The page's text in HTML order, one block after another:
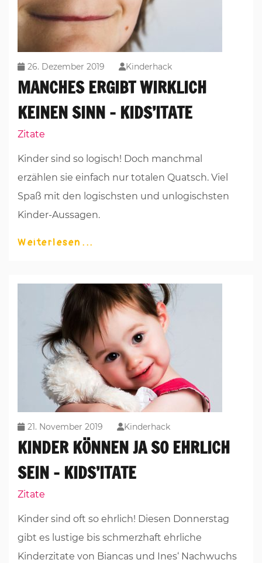
26. Dezember 2019 Kinderhack
MANCHES ERGIBT WIRKLICH
KEINEN SINN – KIDS’ITATE
Zitate
Kinder sind so logisch! Doch manchmal
erzählen sie einfach nur totalen Quatsch. Viel
Spaß mit den logischsten und unlogischsten
Kinder-Aussagen.
Weiterlesen
21. November 2019 Kinderhack
KINDER KÖNNEN JA SO EHRLICH
SEIN – KIDS’ITATE
Zitate
Kinder sind oft so ehrlich! Diesen Donnerstag
gibt es lustige bis schmerzhaft ehrliche
Kinderzitate von Biancas und Ines‘ Nachwuchs